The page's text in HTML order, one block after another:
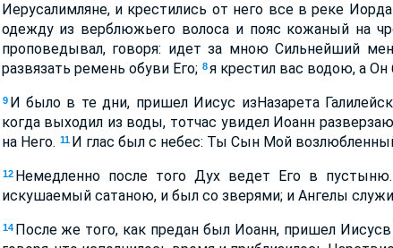
Иерусалимляне, и крестились от него все в реке
одежду из верблюжьего волоса и пояс кожаный на
проповедывал, говоря: идет за мною Сильнейший
развязать ремень обуви Его; 8 я крестил вас водою, а
9 И было в те дни, пришел Иисус изНазарета
когда выходил из воды, тотчас увидел Иоанн
на Него. 11 И глас был с небес: Ты Сын Мой
12 Немедленно после того Дух ведет Его в пустыню.
искушаемый сатаною, и был со зверями; и Ангелы
14 После же того, как предан был Иоанн, пришел